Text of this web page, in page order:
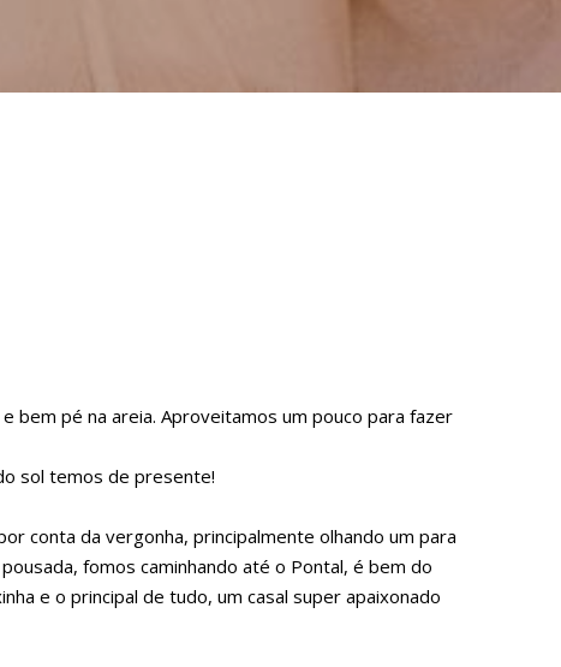
bem pé na areia. Aproveitamos um pouco para fazer
sol temos de presente!
conta da vergonha, principalmente olhando um para
fomos caminhando até o Pontal, é bem do
e o principal de tudo, um casal super apaixonado